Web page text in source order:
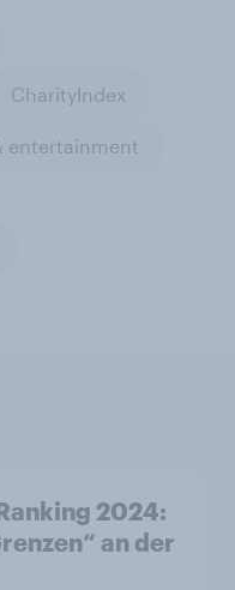
CharityIndex
entertainment
2024:
an der